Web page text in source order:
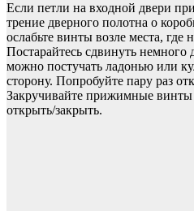
Если петли на входной двери
трение дверного полотна о
ослабьте винты возле места, где
Постарайтесь сдвинуть немного
можно постучать ладонью или
сторону. Попробуйте пару раз
Закручивайте прижимные винты
открыть/закрыть.